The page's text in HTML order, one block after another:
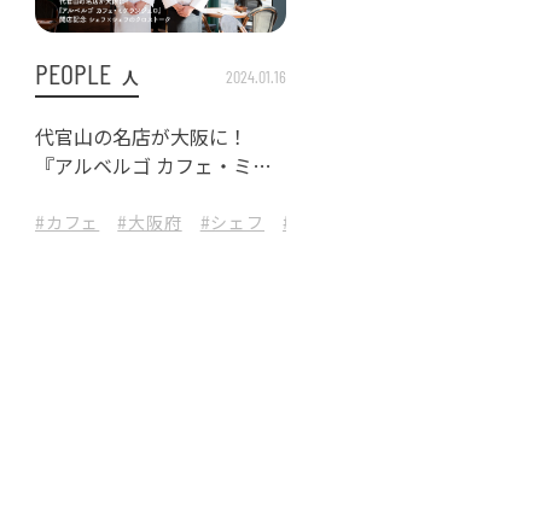
シップ #永嶺康紀 #地元密着 #街歩き
#琺瑯 #昭和レトロ #スペシャルティコーヒー
#近畿 #ランチ
PEOPLE 人 2024.01.16
代官山の名店が大阪に！
『アルベルゴ カフェ・ミケ
フ×シェフのクロストーク
#カフェ #大阪府 #シェフ #難波